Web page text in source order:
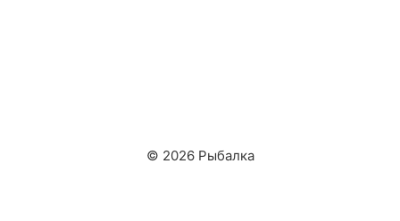
© 2026 Рыбалка